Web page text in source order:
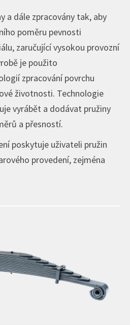
a dále zpracovány tak, aby
poměru pevnosti
zaručující vysokou provozní
je použito
zpracování povrchu
životnosti. Technologie
vyrábět a dodávat pružiny
a přesností.
poskytuje uživateli pružin
provedení, zejména